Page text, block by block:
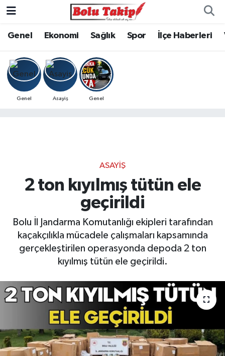
Genel Ekonomi Sağlık Spor İlçe Haberleri
Genel Asayiş Genel
ASAYIŞ
2 ton kıyılmış tütün ele
geçirildi
Bolu İl Jandarma Komutanlığı ekipleri tarafından
kaçakçılıkla mücadele çalışmaları kapsamında
gerçekleştirilen operasyonda depoda 2 ton
kıyılmış tütün ele geçirildi.